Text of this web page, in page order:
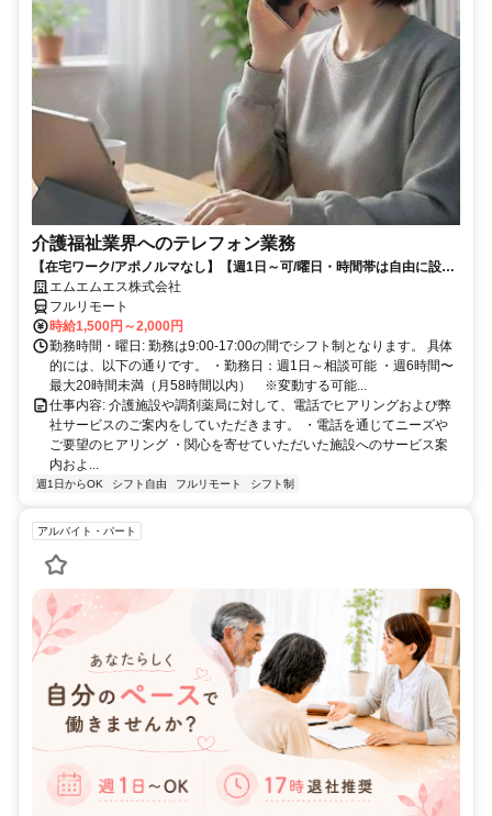
介護福祉業界へのテレフォン業務
【在宅ワーク/アポノルマなし】【週1日～可/曜日・時間帯は自由に設定
可】介護福祉業界へのテレフォン業務（主にヒアリング、商品案内）
エムエムエス株式会社
フルリモート
時給1,500円～2,000円
勤務時間・曜日: 勤務は9:00-17:00の間でシフト制となります。 具体
的には、以下の通りです。 ・勤務日：週1日～相談可能 ・週6時間〜
最大20時間未満（月58時間以内） ※変動する可能...
仕事内容: 介護施設や調剤薬局に対して、電話でヒアリングおよび弊
社サービスのご案内をしていただきます。 ・電話を通じてニーズや
ご要望のヒアリング ・関心を寄せていただいた施設へのサービス案
内およ...
週1日からOK シフト自由 フルリモート シフト制
アルバイト・パート